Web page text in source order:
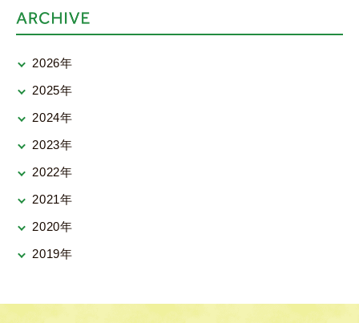
2026年
2025年
2024年
2023年
2022年
2021年
2020年
2019年